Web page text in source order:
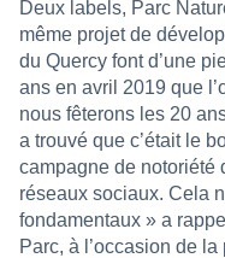
Deux labels, Parc
même projet de
du Quercy font d’une
ans en avril 2019 que
nous fêterons les 20
a trouvé que c’était le
campagne de notoriété
réseaux sociaux. Cela
fondamentaux » a
Parc, à l’occasion de